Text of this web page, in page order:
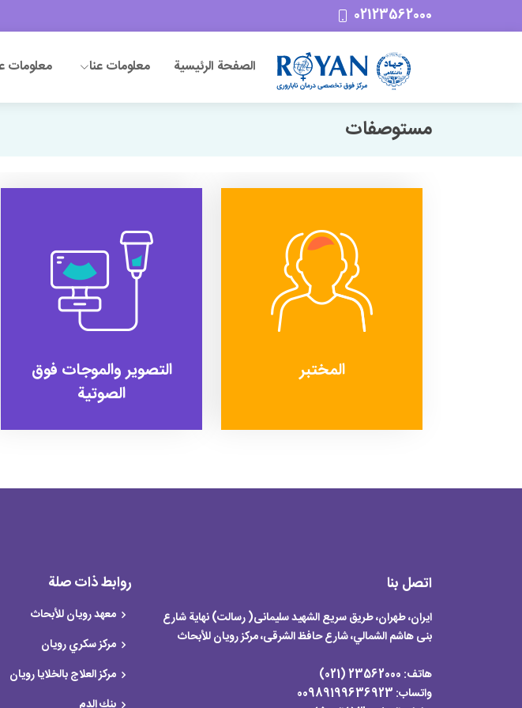
02123562000
الصفحة الرئیسیة معلومات عنا معلومات
مستوصفات
المختبر
التصوير والموجات فوق
الصوتية
اتصل بنا
ایران، طهران، طریق سریع الشهید سلیمانی( رسالت) نهایة شارع
بنی هاشم الشمالي، شارع حافظ الشرقی، مرکز رویان للأبحاث
هاتف:
واتساب: 00989199636923
روابط ذات صلة
معهد رويان للأبحاث
مركز سكري رویان
مركز العلاج بالخلايا رویان